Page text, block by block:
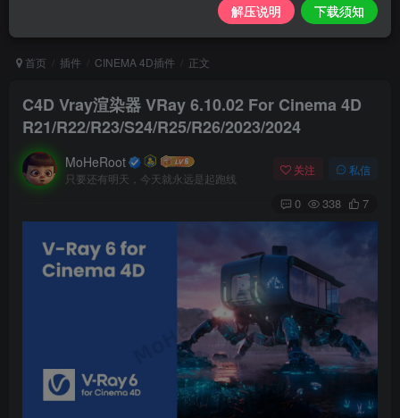
首页 插件 CINEMA 4D插件 正文
C4D Vray渲染器 VRay 6.10.02 For Cinema 4D
R21/R22/R23/S24/R25/R26/2023/2024
MoHeRoot
只要还有明天，今天就永远是起跑线
关注 私信
0 338 7
解压说明 下载须知